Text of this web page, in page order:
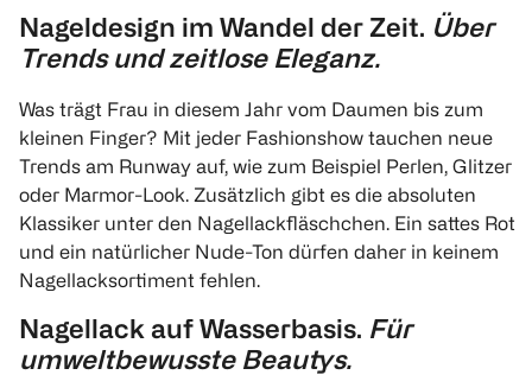
Nageldesign im Wandel der Zeit. Über
Trends und zeitlose Eleganz.
Was trägt Frau in diesem Jahr vom Daumen bis zum
kleinen Finger? Mit jeder Fashionshow tauchen neue
Trends am Runway auf, wie zum Beispiel Perlen, Glitzer
oder Marmor-Look. Zusätzlich gibt es die absoluten
Klassiker unter den Nagellackfläschchen. Ein sattes Rot
und ein natürlicher Nude-Ton dürfen daher in keinem
Nagellacksortiment fehlen.
Nagellack auf Wasserbasis. Für
umweltbewusste Beautys.